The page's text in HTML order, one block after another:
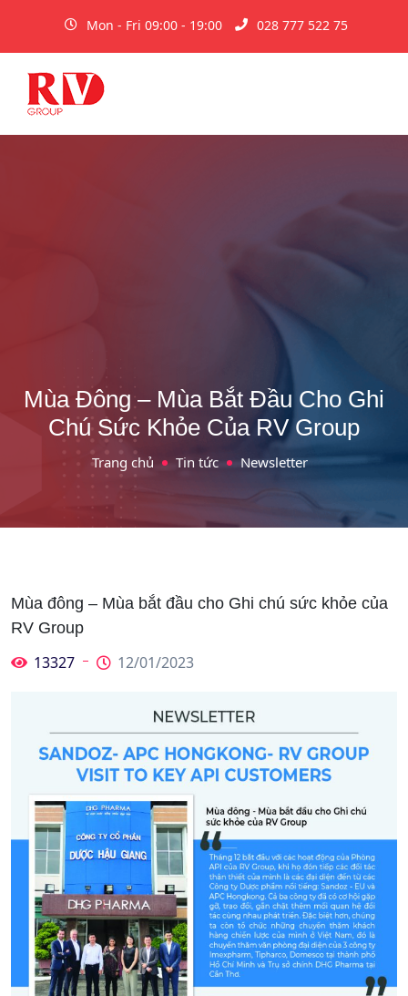
Mon - Fri 09:00 - 19:00 028 777 522 75
Mùa Đông – Mùa Bắt Đầu Cho Ghi
Chú Sức Khỏe Của RV Group
Trang chủ Tin tức Newsletter
Mùa đông – Mùa bắt đầu cho Ghi chú sức khỏe của
RV Group
13327 12/01/2023